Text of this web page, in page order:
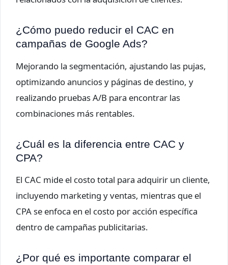
¿Cómo puedo reducir el CAC en
campañas de Google Ads?
Mejorando la segmentación, ajustando las pujas,
optimizando anuncios y páginas de destino, y
realizando pruebas A/B para encontrar las
combinaciones más rentables.
¿Cuál es la diferencia entre CAC y
CPA?
El CAC mide el costo total para adquirir un cliente,
incluyendo marketing y ventas, mientras que el
CPA se enfoca en el costo por acción específica
dentro de campañas publicitarias.
¿Por qué es importante comparar el